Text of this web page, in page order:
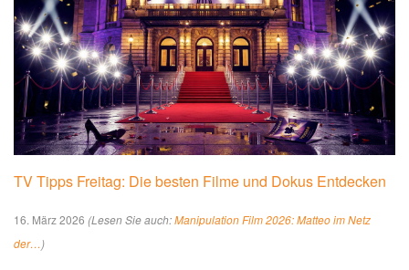
TV Tipps Freitag: Die besten Filme und Dokus Entdecken
16. März 2026 (Lesen Sie auch:Manipulation Film 2026: Matteo im Netz
der…)